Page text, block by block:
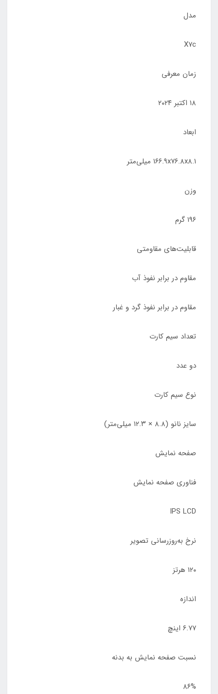
مدل
X۷c
زمان معرفی
۱۸ اکتبر ۲۰۲۴
ابعاد
۱۶۶.۹x۷۶.۸x۸.۱ میلی‌متر
وزن
۱۹۶ گرم
قابلیت‌های مقاومتی
مقاوم در برابر نفوذ آب
مقاوم در برابر نفوذ گرد و غبار
تعداد سیم کارت
دو عدد
نوع سیم کارت
سایز نانو (۸.۸ × ۱۲.۳ میلی‌متر)
صفحه نمایش
فناوری صفحه‌ نمایش
IPS LCD
نرخ به‌روزرسانی تصویر
۱۲۰ هرتز
اندازه
۶.۷۷ اینچ
نسبت صفحه‌ نمایش به بدنه
۸۶%